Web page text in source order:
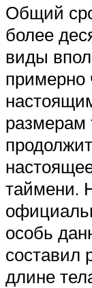
Общий
более
виды
примерно
размерам
таймени.
особь
составил
длине